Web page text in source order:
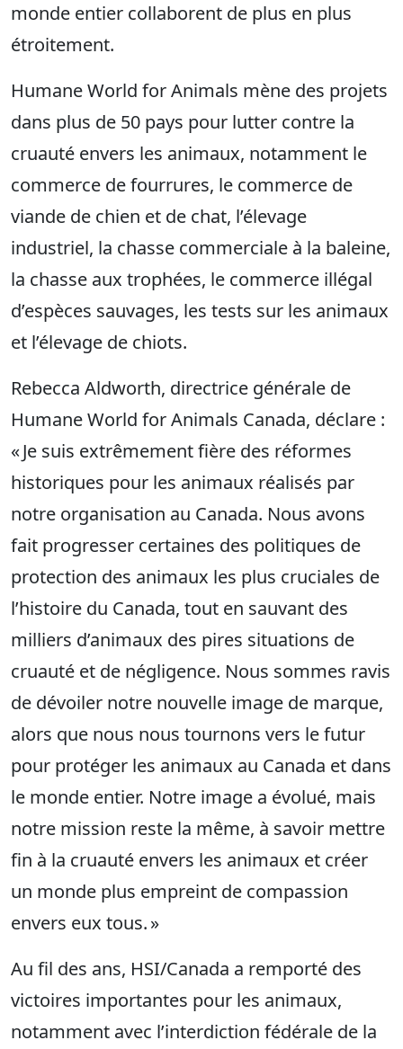
monde entier collaborent de plus en plus
étroitement.
Humane World for Animals mène des projets
dans plus de 50 pays pour lutter contre la
cruauté envers les animaux, notamment le
commerce de fourrures, le commerce de
viande de chien et de chat, l’élevage
industriel, la chasse commerciale à la baleine,
la chasse aux trophées, le commerce illégal
d’espèces sauvages, les tests sur les animaux
et l’élevage de chiots.
Rebecca Aldworth, directrice générale de
Humane World for Animals Canada, déclare :
« Je suis extrêmement fière des réformes
historiques pour les animaux réalisés par
notre organisation au Canada. Nous avons
fait progresser certaines des politiques de
protection des animaux les plus cruciales de
l’histoire du Canada, tout en sauvant des
milliers d’animaux des pires situations de
cruauté et de négligence. Nous sommes ravis
de dévoiler notre nouvelle image de marque,
alors que nous nous tournons vers le futur
pour protéger les animaux au Canada et dans
le monde entier. Notre image a évolué, mais
notre mission reste la même, à savoir mettre
fin à la cruauté envers les animaux et créer
un monde plus empreint de compassion
envers eux tous. »
Au fil des ans, HSI/Canada a remporté des
victoires importantes pour les animaux,
notamment avec l’interdiction fédérale de la